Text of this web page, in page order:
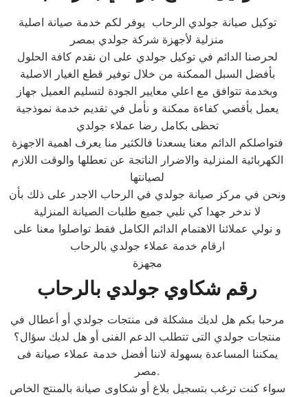
توكيل صيانة جولدي الرحاب يوفر لكم خدمة صيانة اصلية
منزلية لأجهزة شركة جولدي بمصر
لحرصنا الدائم في توكيل جولدي على ان نقدم كافة الحلول
بأفضل السبل الممكنة من خلال توفير قطع الغيار الاصلية
وبخدمة تتوافق مع اعلي معايير الجودة لتسليم العميل جهاز
يعمل بأقصي كفاءة ممكنة و نأمل في تقديم خدمة نموذجية
تحظى بكامل رضا عملاء جولدي
فتواصلكم الدائم معنا يسعدنا فالكثير منا يعرف اهمية الاجهزة
الكهربائية المنزلية والاضرار الناتجة عن تعطلها والوقت اللازم
لصيانتها
ونحن في مركز صيانة جولدي في الرحاب الاجدر على ذلك بأن
لا ندخر جهدا كي نلبي جميع طلبات الصيانة المنزلية
و نولي عملائنا الاهتمام الدائم الكامل فقط تواصلوا معنا على
ارقام خدمة عملاء جولدي بالرحاب
مجهزة
رقم شكاوي جولدي بالرحاب
مرحبا بكم هل لديك مشكلة فى منتجات جولدي أو أعطال في
منتجات جولدي التى تتطلب الدعم الفنى أو هل لديك سؤال؟
يمكننا المساعدة بسهولة لاننا أفضل خدمة عملاء صيانة فى
مصر.
سواء كنت ترغب بتسجيل بلاغ أو شكاوى صيانة بالمنتج الخاص